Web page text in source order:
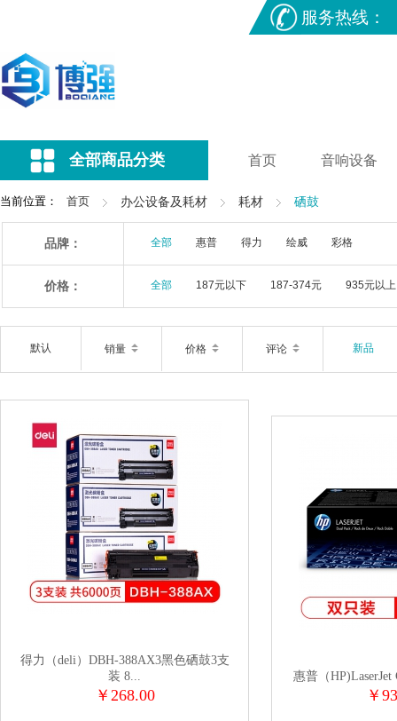
服务热线：
全部商品分类 首页 音响设备
当前位置： 首页 办公设备及耗材 耗材 硒鼓
品牌： 全部 惠普 得力 绘威 彩格
价格： 全部 187元以下 187-374元 935元以上
默认 销量 价格 评论 新品
得力（deli）DBH-388AX3黑色硒鼓3支
装 8...
￥268.00
惠普（
￥